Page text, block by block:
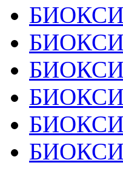
БИОКСИ
БИОКСИ
БИОКСИ
БИОКСИ